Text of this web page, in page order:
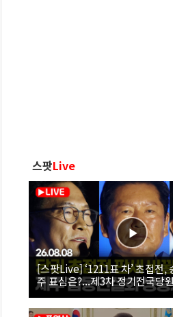
스팟Live
[스팟Live] ‘1211표 차’ 초접전,
주 표심은?...제3차 정기전국당
제주 합동연설회 생중계 |